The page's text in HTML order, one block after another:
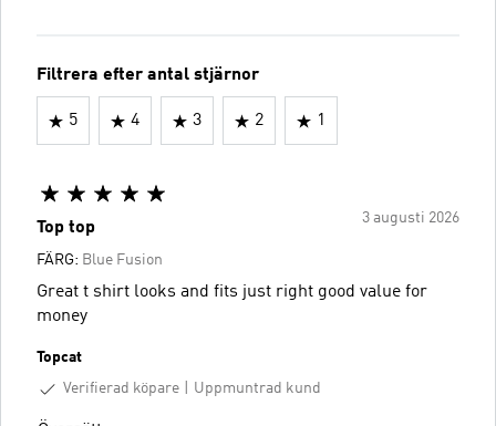
Filtrera efter antal stjärnor
5 4 3 2 1
3 augusti 2026
Top top
FÄRG: Blue Fusion
Great t shirt looks and fits just right good value for
money
Topcat
Verifierad köpare
Uppmuntrad kund